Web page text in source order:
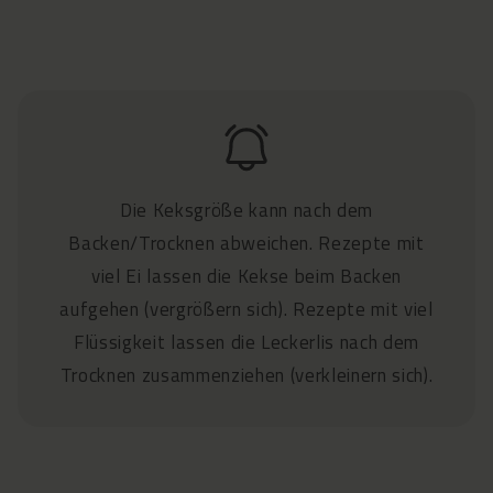
LECKERLIS PRO MATTE:
228 Sterne
GESAMTGRÖSSE BACKMATTE:
39,5 x 28,8 cm
LECKERLIS PRO MATTE:
76 Sterne
GESAMTGRÖSSE BACKMATTE:
x x x cm
Die Keksgröße kann nach dem
Backen/Trocknen abweichen. Rezepte mit
viel Ei lassen die Kekse beim Backen
aufgehen (vergrößern sich). Rezepte mit viel
Flüssigkeit lassen die Leckerlis nach dem
Trocknen zusammenziehen (verkleinern sich).